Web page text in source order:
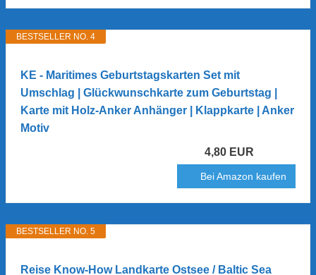
BESTSELLER NO. 4
KE - Maritimes Geburtstagskarten Set mit
Umschlag | Glückwunschkarte zum Geburtstag |
Karte mit Holz-Anker Anhänger | Klappkarte | Anker
Motiv
4,80 EUR
Bei Amazon kaufen
BESTSELLER NO. 5
Reise Know-How Landkarte Ostsee / Baltic Sea